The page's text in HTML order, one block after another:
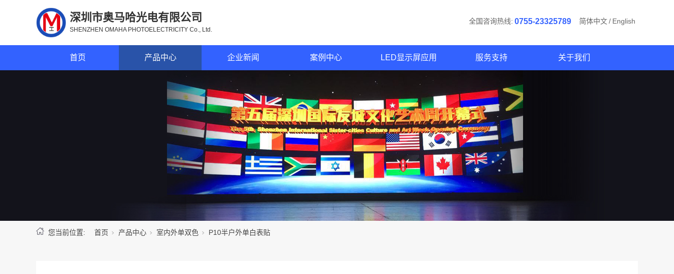
深圳市奥马哈光电有限公司
SHENZHEN OMAHA PHOTOELECTRICITY Co., Ltd.
全国咨询热线: 0755-23325789 简体中文/ English
首页 产品中心 企业新闻 案例中心 LED显示屏应用 服务支持 关于我们
您当前位置: 首页 产品中心 室内外单双色 P10半户外单白表贴